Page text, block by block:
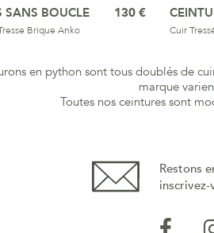
SANS BOUCLE
Brique Anko
130 €
Cuir
en python sont tous doublés de
marque
Toutes nos ceintures sont
Restons